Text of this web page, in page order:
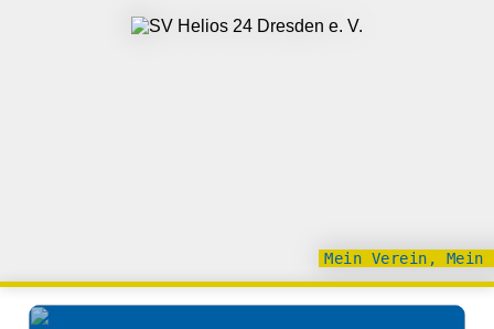
Mein Verein,